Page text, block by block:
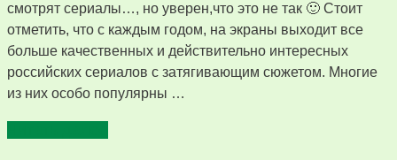
смотрят сериалы…, но уверен,что это не так 🙂 Стоит
отметить, что с каждым годом, на экраны выходит все
больше качественных и действительно интересных
российских сериалов с затягивающим сюжетом. Многие
из них особо популярны …